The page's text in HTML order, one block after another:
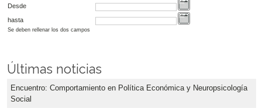
Desde
hasta
Se deben rellenar los dos campos
Últimas noticias
Encuentro: Comportamiento en Política Económica y Neuropsicología
Social